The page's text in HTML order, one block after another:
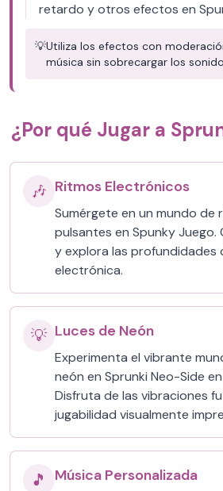
retardo y otros efectos en
💡Utiliza los efectos con
música sin sobrecargar los
¿Por qué Jugar a
🎶 Ritmos Electrónicos
Sumérgete en un mundo
pulsantes en Spunky Juego.
y explora las profundidades
electrónica.
💡 Luces de Neón
Experimenta el vibrante
neón en Sprunki Neo-Side
Disfruta de las vibraciones
jugabilidad visualmente
🎵 Música Personalizada